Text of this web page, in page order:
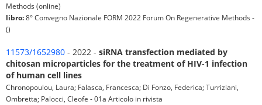
Methods (online)
libro:8° Convegno Nazionale FORM 2022 Forum On Regenerative Methods -
()
11573/1652980 - 2022 - siRNA transfection mediated by
chitosan microparticles for the treatment of HIV-1 infection
of human cell lines
Chronopoulou, Laura; Falasca, Francesca; Di Fonzo, Federica; Turriziani,
Ombretta; Palocci, Cleofe - 01a Articolo in rivista